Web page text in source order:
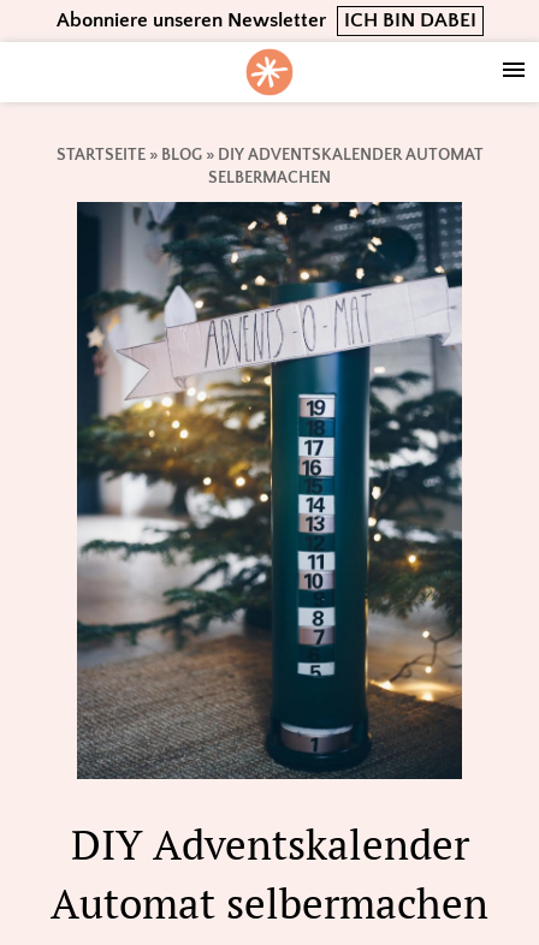
to
navigation
to
content
to
Abonniere unseren Newsletter ICH BIN DABEI
STARTSEITE» BLOG» DIY ADVENTSKALENDER AUTOMAT
SELBERMACHEN
DIY Adventskalender
Automat selbermachen